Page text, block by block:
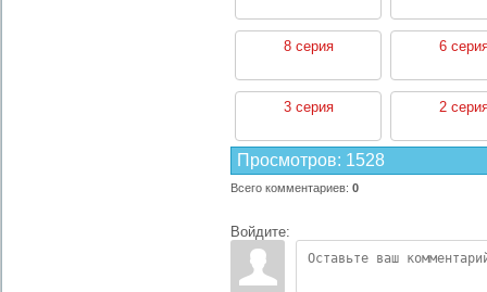
8 серия 6
3 серия 2
Просмотров: 1528
Всего комментариев: 0
Войдите: